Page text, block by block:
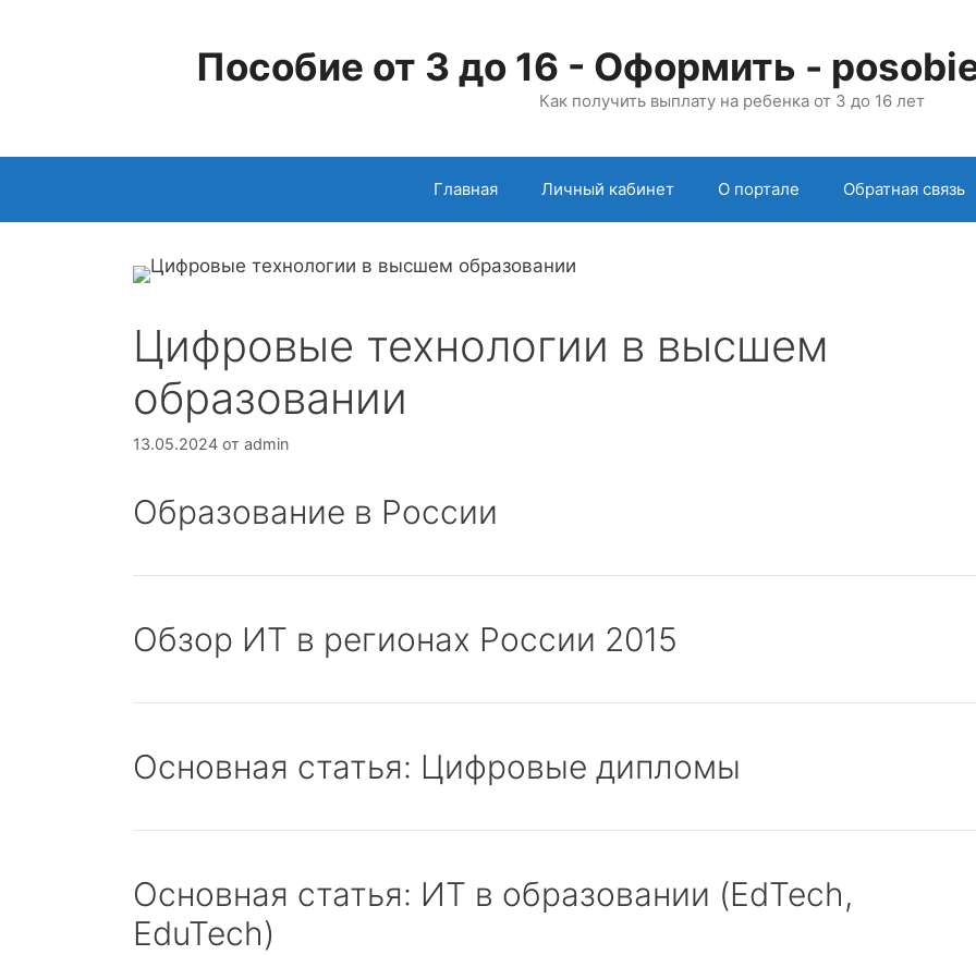
Пособие от 3 до 16 - Оформить -
Как получить выплату на ребенка от 3 до 16 лет
Главная Личный кабинет О портале Обратная связь
Цифровые технологии в высшем
образовании
13.05.2024 от admin
Образование в России
Обзор ИТ в регионах России 2015
Основная статья: Цифровые дипломы
Основная статья: ИТ в образовании (EdTech,
EduTech)